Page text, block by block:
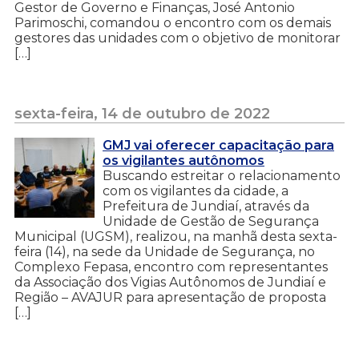
Gestor de Governo e Finanças, José Antonio
Parimoschi, comandou o encontro com os demais
gestores das unidades com o objetivo de monitorar
[…]
sexta-feira, 14 de outubro de 2022
GMJ vai oferecer capacitação para
os vigilantes autônomos
Buscando estreitar o relacionamento
com os vigilantes da cidade, a
Prefeitura de Jundiaí, através da
Unidade de Gestão de Segurança
Municipal (UGSM), realizou, na manhã desta sexta-
feira (14), na sede da Unidade de Segurança, no
Complexo Fepasa, encontro com representantes
da Associação dos Vigias Autônomos de Jundiaí e
Região – AVAJUR para apresentação de proposta
[…]